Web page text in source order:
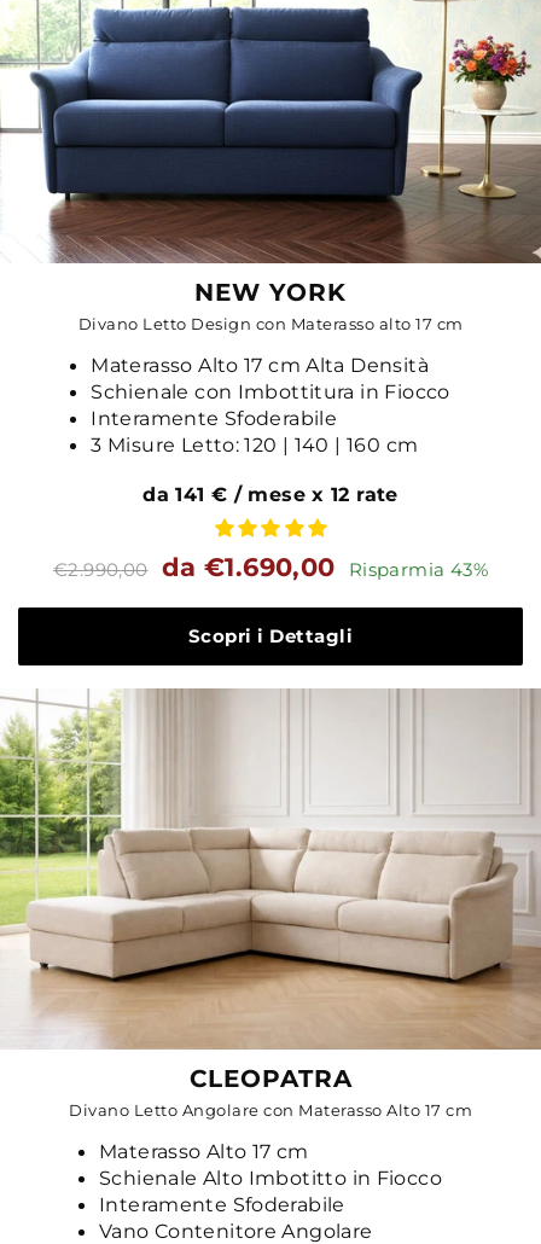
NEW YORK
Divano Letto Design con Materasso alto 17 cm
Materasso Alto 17 cm Alta Densità
Schienale con Imbottitura in Fiocco
Interamente Sfoderabile
3 Misure Letto: 120 | 140 | 160 cm
da 141 € / mese x 12 rate
Prezzo
standard
€2.990,00 Prezzo
da €1.690,00 Risparmia 43%
Scopri i Dettagli
CLEOPATRA
Divano Letto Angolare con Materasso Alto 17 cm
Materasso Alto 17 cm
Schienale Alto Imbotitto in Fiocco
Interamente Sfoderabile
Vano Contenitore Angolare